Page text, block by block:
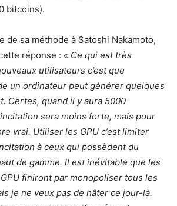
bitcoins).
de sa méthode à Satoshi Nakamoto,
réponse : « Ce qui est très
utilisateurs c’est que
un ordinateur peut générer quelques
Certes, quand il y aura 5000
sera moins forte, mais pour
vrai. Utiliser les GPU c’est limiter
à ceux qui possèdent du
de gamme. Il est inévitable que les
finiront par monopoliser tous les
je ne veux pas de hâter ce jour-là.